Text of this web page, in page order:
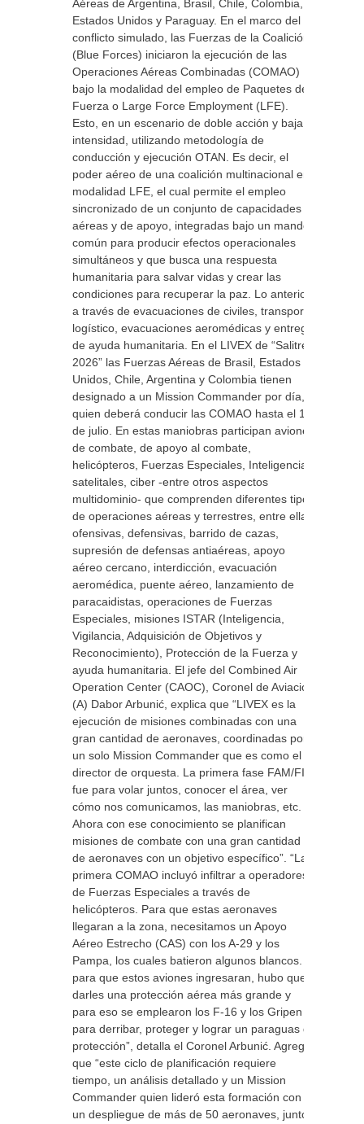
Aéreas de Argentina, Brasil, Chile, Colombia,
Estados Unidos y Paraguay. En el marco del
conflicto simulado, las Fuerzas de la Coalición
(Blue Forces) iniciaron la ejecución de las
Operaciones Aéreas Combinadas (COMAO)
bajo la modalidad del empleo de Paquetes de
Fuerza o Large Force Employment (LFE).
Esto, en un escenario de doble acción y baja
intensidad, utilizando metodología de
conducción y ejecución OTAN. Es decir, el
poder aéreo de una coalición multinacional en
modalidad LFE, el cual permite el empleo
sincronizado de un conjunto de capacidades
aéreas y de apoyo, integradas bajo un mando
común para producir efectos operacionales
simultáneos y que busca una respuesta
humanitaria para salvar vidas y crear las
condiciones para recuperar la paz. Lo anterior
a través de evacuaciones de civiles, transporte
logístico, evacuaciones aeromédicas y entrega
de ayuda humanitaria. En el LIVEX de “Salitre
2026” las Fuerzas Aéreas de Brasil, Estados
Unidos, Chile, Argentina y Colombia tienen
designado a un Mission Commander por día,
quien deberá conducir las COMAO hasta el 10
de julio. En estas maniobras participan aviones
de combate, de apoyo al combate,
helicópteros, Fuerzas Especiales, Inteligencia,
satelitales, ciber -entre otros aspectos
multidominio- que comprenden diferentes tipos
de operaciones aéreas y terrestres, entre ellas,
ofensivas, defensivas, barrido de cazas,
supresión de defensas antiaéreas, apoyo
aéreo cercano, interdicción, evacuación
aeromédica, puente aéreo, lanzamiento de
paracaidistas, operaciones de Fuerzas
Especiales, misiones ISTAR (Inteligencia,
Vigilancia, Adquisición de Objetivos y
Reconocimiento), Protección de la Fuerza y
ayuda humanitaria. El jefe del Combined Air
Operation Center (CAOC), Coronel de Aviación
(A) Dabor Arbunić, explica que “LIVEX es la
ejecución de misiones combinadas con una
gran cantidad de aeronaves, coordinadas por
un solo Mission Commander que es como el
director de orquesta. La primera fase FAM/FIT
fue para volar juntos, conocer el área, ver
cómo nos comunicamos, las maniobras, etc.
Ahora con ese conocimiento se planifican
misiones de combate con una gran cantidad
de aeronaves con un objetivo específico”. “La
primera COMAO incluyó infiltrar a operadores
de Fuerzas Especiales a través de
helicópteros. Para que estas aeronaves
llegaran a la zona, necesitamos un Apoyo
Aéreo Estrecho (CAS) con los A-29 y los
Pampa, los cuales batieron algunos blancos. Y
para que estos aviones ingresaran, hubo que
darles una protección aérea más grande y
para eso se emplearon los F-16 y los Gripen
para derribar, proteger y lograr un paraguas de
protección”, detalla el Coronel Arbunić. Agrega
que “este ciclo de planificación requiere
tiempo, un análisis detallado y un Mission
Commander quien lideró esta formación con
un despliegue de más de 50 aeronaves, junto